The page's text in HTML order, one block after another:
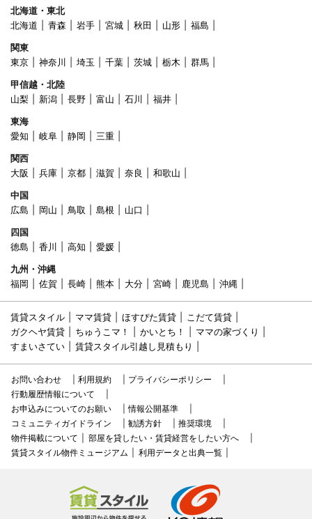
北海道・東北
北海道
青森 岩手 宮城 秋田 山形
福島
関東
東京
神奈川 埼玉 千葉 茨城 栃木
群馬
甲信越・北陸
山梨
新潟 長野 富山 石川
福井
東海
愛知
岐阜 静岡
三重
関西
大阪
兵庫 京都 滋賀 奈良
和歌山
中国
広島
岡山 鳥取 島根
山口
四国
徳島
香川 高知
愛媛
九州・沖縄
福岡
佐賀 長崎 熊本 大分 宮崎 鹿児島 沖縄
賃貸スタイル ママ賃貸 ほすぴた賃貸
こだて賃貸
ガクヘヤ賃貸
ちゅうこマ！ かいとち！
ママの家づくり
すまいさてい
賃貸スタイル引越し見積もり
お問い合わせ 利用規約
プライバシーポリシー
行動履歴情報について
お申込みについてのお願い
情報公開基準
コミュニティガイドライン
勧誘方針
推奨環境
物件掲載について
部屋を貸したい・賃貸経営をしたい方へ
賃貸スタイル物件ミュージアム
利用データと出典一覧